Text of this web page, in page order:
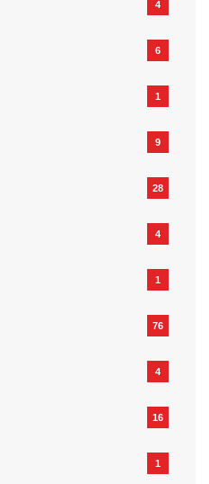
4
6
1
9
28
4
1
76
4
16
1